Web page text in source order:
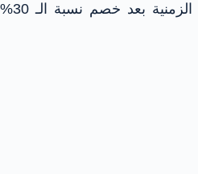
هذا القانون عن تلك الفترة الزمنية بعد خصم نسبة الـ 30%